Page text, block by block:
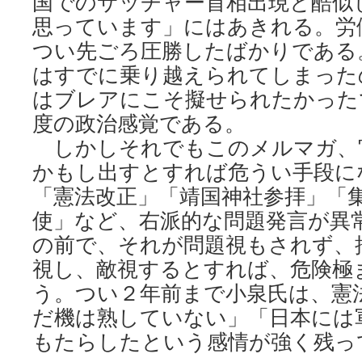
思っています」にはあきれる。
つい先ごろ圧勝したばかりであ
はすでに乗り越えられてしまっ
はブレアにこそ擬せられたかっ
度の政治感覚である。
しかしそれでもこのメルマガ、
かもし出すとすれば危うい手段
「憲法改正」「靖国神社参拝」「
使」など、右派的な問題発言が異
の前で、それが問題視もされず、
視し、敵視するとすれば、危険
う。つい２年前まで小泉氏は、
だ機は熟していない」「日本に
もたらしたという感情が強く残